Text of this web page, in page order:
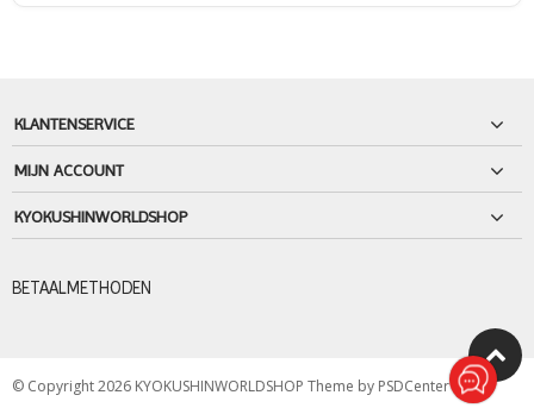
KLANTENSERVICE
MIJN ACCOUNT
KYOKUSHINWORLDSHOP
BETAALMETHODEN
© Copyright 2026 KYOKUSHINWORLDSHOP Theme by PSDCenter